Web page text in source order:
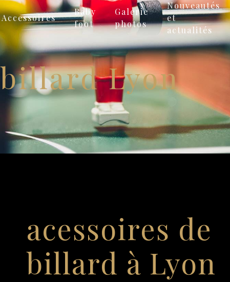
Accessoires
Baby
foot
Galerie
photos
Nouveautés
et
actualités
Lyon
acessoires de
billard à Lyon